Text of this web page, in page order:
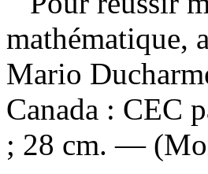
mathématique,
Mario
Canada : CEC
; 28 cm. —